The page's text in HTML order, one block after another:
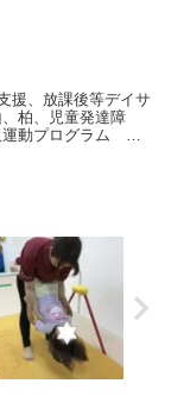
援、放課後等デイサ
柏、児童発達障
動プログラム こ